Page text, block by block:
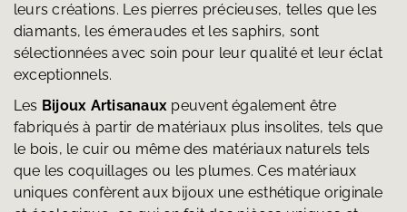
leurs créations. Les pierres précieuses, telles que les
diamants, les émeraudes et les saphirs, sont
sélectionnées avec soin pour leur qualité et leur éclat
exceptionnels.
Les Bijoux Artisanaux peuvent également être
fabriqués à partir de matériaux plus insolites, tels que
le bois, le cuir ou même des matériaux naturels tels
que les coquillages ou les plumes. Ces matériaux
uniques confèrent aux bijoux une esthétique originale